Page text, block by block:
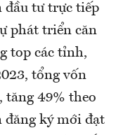
đầu tư trực tiếp
phát triển căn
top các tỉnh,
tổng vốn
tăng 49% theo
đăng ký mới đạt